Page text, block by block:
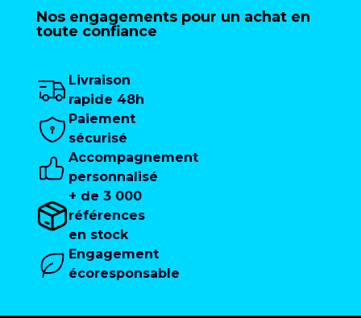
Nos engagements pour un achat en
toute confiance
Livraison
rapide 48h
Paiement
sécurisé
Accompagnement
personnalisé
+ de 3 000
références
en stock
Engagement
écoresponsable